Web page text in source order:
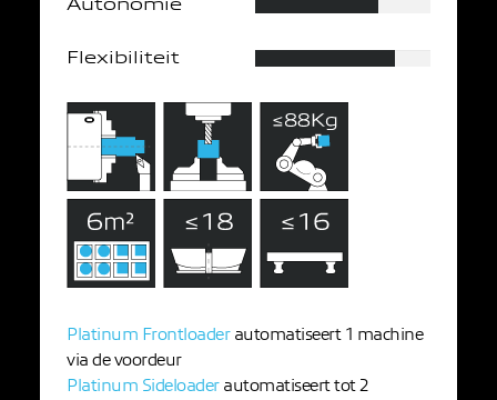
Autonomie
Flexibiliteit
Platinum Frontloaderautomatiseert 1 machine
via de voordeur
Platinum Sideloaderautomatiseert tot 2